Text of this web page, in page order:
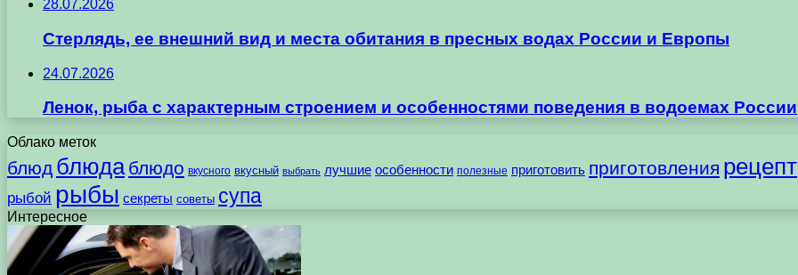
28.07.2026
Стерлядь, ее внешний вид и места обитания в пресных водах России и Европы
24.07.2026
Ленок, рыба с характерным строением и особенностями поведения в водоемах России
Облако меток
блюд блюда блюдо вкусного вкусный выбрать лучшие особенности полезные приготовить приготовления рецепт
рыбой рыбы секреты советы супа
Интересное